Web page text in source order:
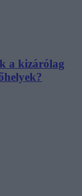
a kizárólag